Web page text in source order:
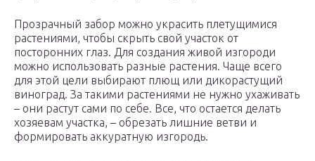
Прозрачный забор можно украсить плетущимися
растениями, чтобы скрыть свой участок от
посторонних глаз. Для создания живой изгороди
можно использовать разные растения. Чаще всего
для этой цели выбирают плющ или дикорастущий
виноград. За такими растениями не нужно ухаживать
– они растут сами по себе. Все, что остается делать
хозяевам участка, – обрезать лишние ветви и
формировать аккуратную изгородь.